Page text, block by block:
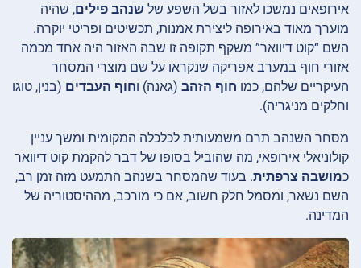
אירופאים נמשכו לאזור בשל השפע של שנהב פילים, שהיה
מוערך מאוד באירופה ליצירת אמנות, תכשיטים ופריטי יוקרה.
השם “קוט דיוואר” משקף תקופה זו שבה האזור היה אחד מכמה
אזורי חוף במערב אפריקה שנקראו על שם מוצרי המסחר
העיקריים שלהם, כמו חוף הזהב (גאנה) וחוף העבדים (בנין, טוגו
וחלקים מניגריה).
מסחר השנהב תרם משמעותית לכלכלה המקומית ומשך עניין
קולוניאלי אירופאי, מה שהוביל בסופו של דבר להקמת קוט דיוואר
כמושבה צרפתית. בעוד שהמסחר בשנהב התמעט מזה זמן רב,
השם נשאר, ומסמל חלק חשוב, אם כי מורכב, מההיסטוריה של
המדינה.